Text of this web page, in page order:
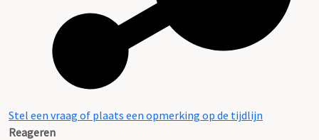
Stel een vraag of plaats een opmerking op de tijdlijn
Reageren